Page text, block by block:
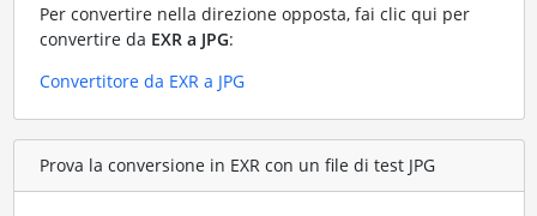
Per convertire nella direzione opposta, fai clic qui per
convertire da EXR a JPG:
Convertitore da EXR a JPG
Prova la conversione in EXR con un file di test JPG